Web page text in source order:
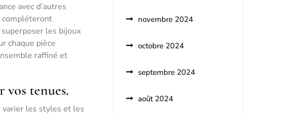
avec d’autres
compléteront
les bijoux
chaque pièce
raffiné et
vos tenues.
varier les styles et les
novembre 2024
octobre 2024
septembre 2024
août 2024